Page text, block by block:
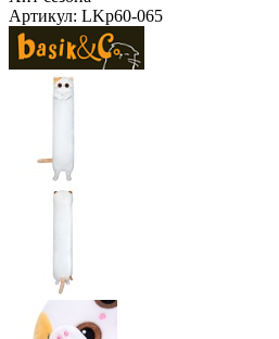
Артикул: LKp60-065